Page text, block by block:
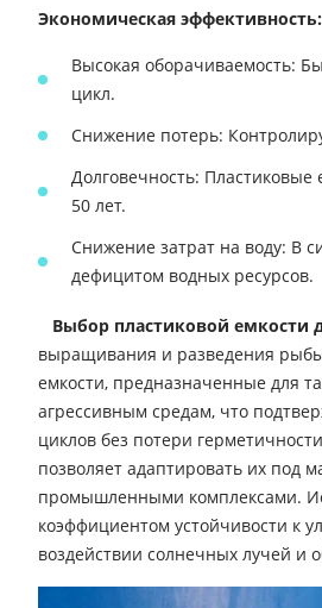
Экономическая эффективность:
Высокая оборачиваемость:
цикл.
Снижение потерь:
Долговечность: Пластиковые
50 лет.
Снижение затрат на воду: В
дефицитом водных ресурсов.
Выбор пластиковой емкости
выращивания и разведения
емкости, предназначенные для
агрессивным средам, что
циклов без потери
позволяет адаптировать их под
промышленными комплексами.
коэффициентом устойчивости к
воздействии солнечных лучей и